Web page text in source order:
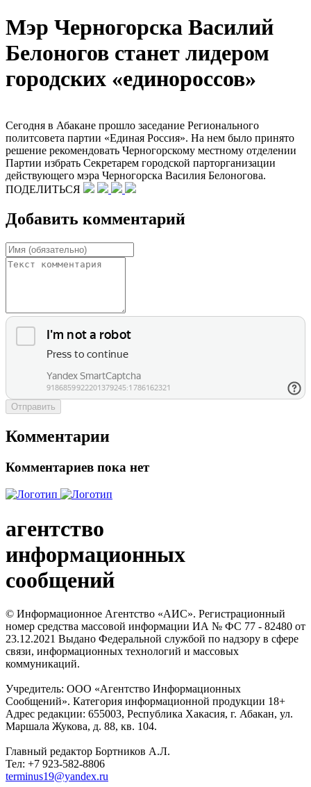
Мэр Черногорска Василий
Белоногов станет лидером
городских «единороссов»
Сегодня в Абакане прошло заседание Регионального
политсовета партии «Единая Россия». На нем было принято
решение рекомендовать Черногорскому местному отделении
Партии избрать Секретарем городской парторганизации
действующего мэра Черногорска Василия Белоногова.
ПОДЕЛИТЬСЯ
Добавить комментарий
Отправить
Комментарии
Комментариев пока нет
агентство
информационных
сообщений
© Информационное Агентство «АИС». Регистрационный
номер средства массовой информации ИА № ФС 77 - 82480 от
23.12.2021 Выдано Федеральной службой по надзору в сфере
связи, информационных технологий и массовых
коммуникаций.
Учредитель: ООО «Агентство Информационных
Сообщений». Категория информационной продукции 18+
Адрес редакции: 655003, Республика Хакасия, г. Абакан, ул.
Маршала Жукова, д. 88, кв. 104.
Главный редактор Бортников А.Л.
Тел: +7 923-582-8806
terminus19@yandex.ru